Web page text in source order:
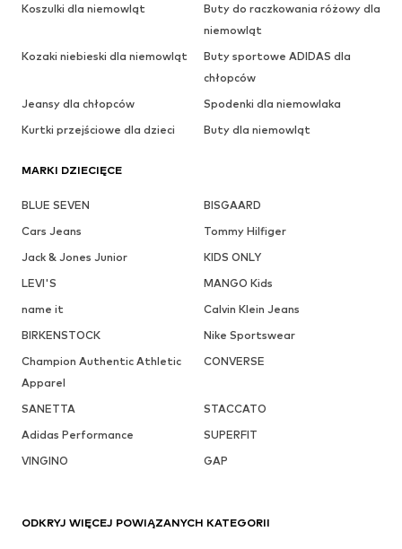
Koszulki dla niemowląt
Buty do raczkowania różowy dla
niemowląt
Kozaki niebieski dla niemowląt
Buty sportowe ADIDAS dla
chłopców
Jeansy dla chłopców
Spodenki dla niemowlaka
Kurtki przejściowe dla dzieci
Buty dla niemowląt
MARKI DZIECIĘCE
BLUE SEVEN
BISGAARD
Cars Jeans
Tommy Hilfiger
Jack & Jones Junior
KIDS ONLY
LEVI'S
MANGO Kids
name it
Calvin Klein Jeans
BIRKENSTOCK
Nike Sportswear
Champion Authentic Athletic
Apparel
CONVERSE
SANETTA
STACCATO
Adidas Performance
SUPERFIT
VINGINO
GAP
ODKRYJ WIĘCEJ POWIĄZANYCH KATEGORII